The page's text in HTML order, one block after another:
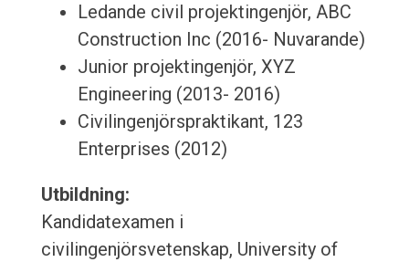
Ledande civil projektingenjör, ABC
Construction Inc (2016- Nuvarande)
Junior projektingenjör, XYZ
Engineering (2013- 2016)
Civilingenjörspraktikant, 123
Enterprises (2012)
Utbildning:
Kandidatexamen i
civilingenjörsvetenskap, University of